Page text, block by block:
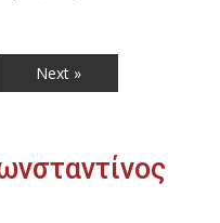
Next »